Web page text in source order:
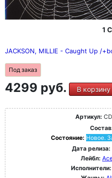
1
JACKSON, MILLIE - Caught Up /
Под заказ
4299 руб. В корзину
Артикул:
Состояние: Новое.
Дата релиза:
Лейбл:
Исполнители: